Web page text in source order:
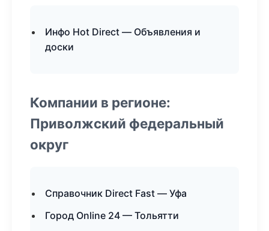
Инфо Hot Direct — Объявления и
доски
Компании в регионе:
Приволжский федеральный
округ
Справочник Direct Fast — Уфа
Город Online 24 — Тольятти